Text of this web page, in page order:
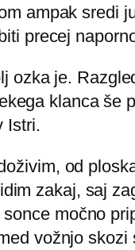
ampak sredi
precej
ozka je.
klanca še
Istri.
od
zakaj, saj
močno
vožnjo